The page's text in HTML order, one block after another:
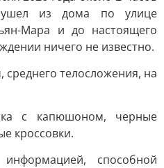
из дома по улице
Мара и до настоящего
ничего не известно.
телосложения, на
с капюшоном, черные
кроссовки.
способной